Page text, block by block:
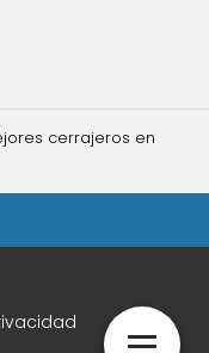
cerrajeros en